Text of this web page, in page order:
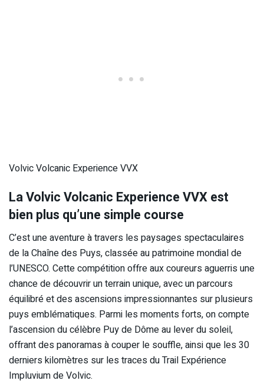
Volvic Volcanic Experience VVX
La Volvic Volcanic Experience VVX est
bien plus qu’une simple course
C’est une aventure à travers les paysages spectaculaires
de la Chaîne des Puys, classée au patrimoine mondial de
l’UNESCO. Cette compétition offre aux coureurs aguerris une
chance de découvrir un terrain unique, avec un parcours
équilibré et des ascensions impressionnantes sur plusieurs
puys emblématiques. Parmi les moments forts, on compte
l’ascension du célèbre Puy de Dôme au lever du soleil,
offrant des panoramas à couper le souffle, ainsi que les 30
derniers kilomètres sur les traces du Trail Expérience
Impluvium de Volvic.